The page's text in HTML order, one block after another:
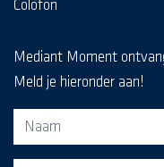
Colofon
Mediant Moment
Meld je hieronder aan!